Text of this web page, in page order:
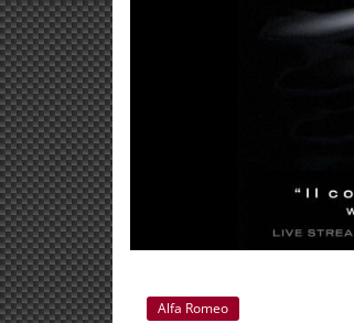
Alfa Romeo